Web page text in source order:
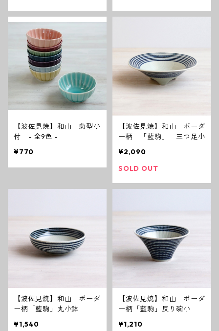
【波佐見焼】和山 菊型小
付 - 全9色 -
¥770
【波佐見焼】和山 ボーダ
ー柄 「藍駒」 三つ足小
¥2,090
SOLD OUT
【波佐見焼】和山 ボーダ
ー柄「藍駒」丸小鉢
¥1,540
【波佐見焼】和山 ボーダ
ー柄「藍駒」反り碗小
¥1,210